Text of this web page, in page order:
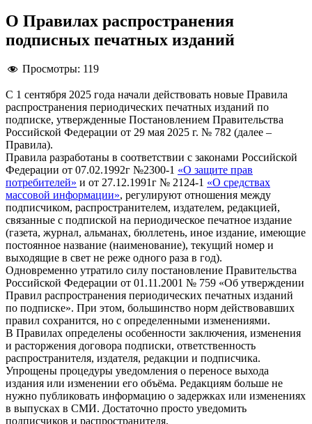
О Правилах распространения
подписных печатных изданий
Просмотры: 119
С 1 сентября 2025 года начали действовать новые Правила
распространения периодических печатных изданий по
подписке, утвержденные Постановлением Правительства
Российской Федерации от 29 мая 2025 г. № 782 (далее –
Правила).
Правила разработаны в соответствии с законами Российской
Федерации от 07.02.1992г №2300-1 «О защите прав
потребителей» и от 27.12.1991г № 2124-1 «О средствах
массовой информации», регулируют отношения между
подписчиком, распространителем, издателем, редакцией,
связанные с подпиской на периодическое печатное издание
(газета, журнал, альманах, бюллетень, иное издание, имеющие
постоянное название (наименование), текущий номер и
выходящие в свет не реже одного раза в год).
Одновременно утратило силу постановление Правительства
Российской Федерации от 01.11.2001 № 759 «Об утверждении
Правил распространения периодических печатных изданий
по подписке». При этом, большинство норм действовавших
правил сохранится, но с определенными изменениями.
В Правилах определены особенности заключения, изменения
и расторжения договора подписки, ответственность
распространителя, издателя, редакции и подписчика.
Упрощены процедуры уведомления о переносе выхода
издания или изменении его объёма. Редакциям больше не
нужно публиковать информацию о задержках или изменениях
в выпусках в СМИ. Достаточно просто уведомить
подписчиков и распространителя.